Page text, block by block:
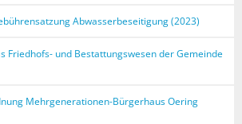
Abwasserbeseitigung (2023)
Friedhofs- und Bestattungswesen der Gemeinde
Mehrgenerationen-Bürgerhaus Oering